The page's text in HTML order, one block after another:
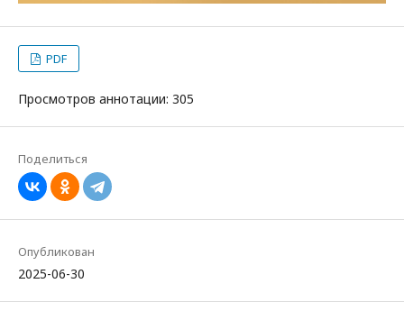
PDF
Просмотров аннотации: 305
Поделиться
Опубликован
2025-06-30